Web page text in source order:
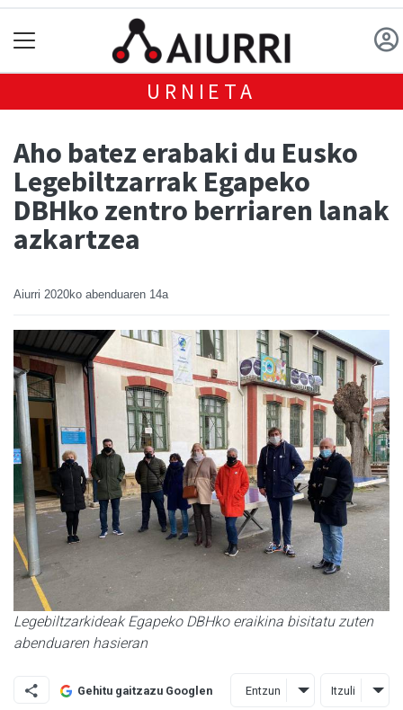
URNIETA
Aho batez erabaki du Eusko
Legebiltzarrak Egapeko
DBHko zentro berriaren lanak
azkartzea
Aiurri 2020ko abenduaren 14a
Legebiltzarkideak Egapeko DBHko eraikina bisitatu zuten
abenduaren hasieran
Gehitu gaitzazu Googlen Entzun Itzuli